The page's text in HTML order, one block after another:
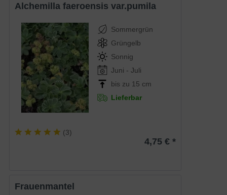
Alchemilla faeroensis var.pumila
Sommergrün
Grüngelb
Sonnig
Juni - Juli
bis zu 15 cm
Lieferbar
(3)
4,75 € *
Frauenmantel